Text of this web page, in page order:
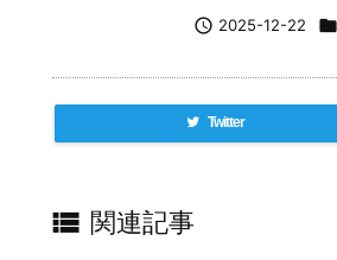
 2025-12-22 
Twitter
 関連記事